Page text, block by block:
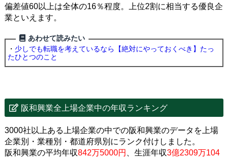
偏差値60以上は全体の16％程度。上位2割に相当する優良企
業といえます。
あわせて読みたい
・ 少しでも転職を考えているなら【絶対にやっておくべき】たっ
たひとつのこと
阪和興業全上場企業中の年収ランキング
3000社以上ある上場企業の中での阪和興業のデータを上場
企業別・業種別・都道府県別にランク付けしました。
阪和興業の平均年収842万5000円 、生涯年収3億2309万104